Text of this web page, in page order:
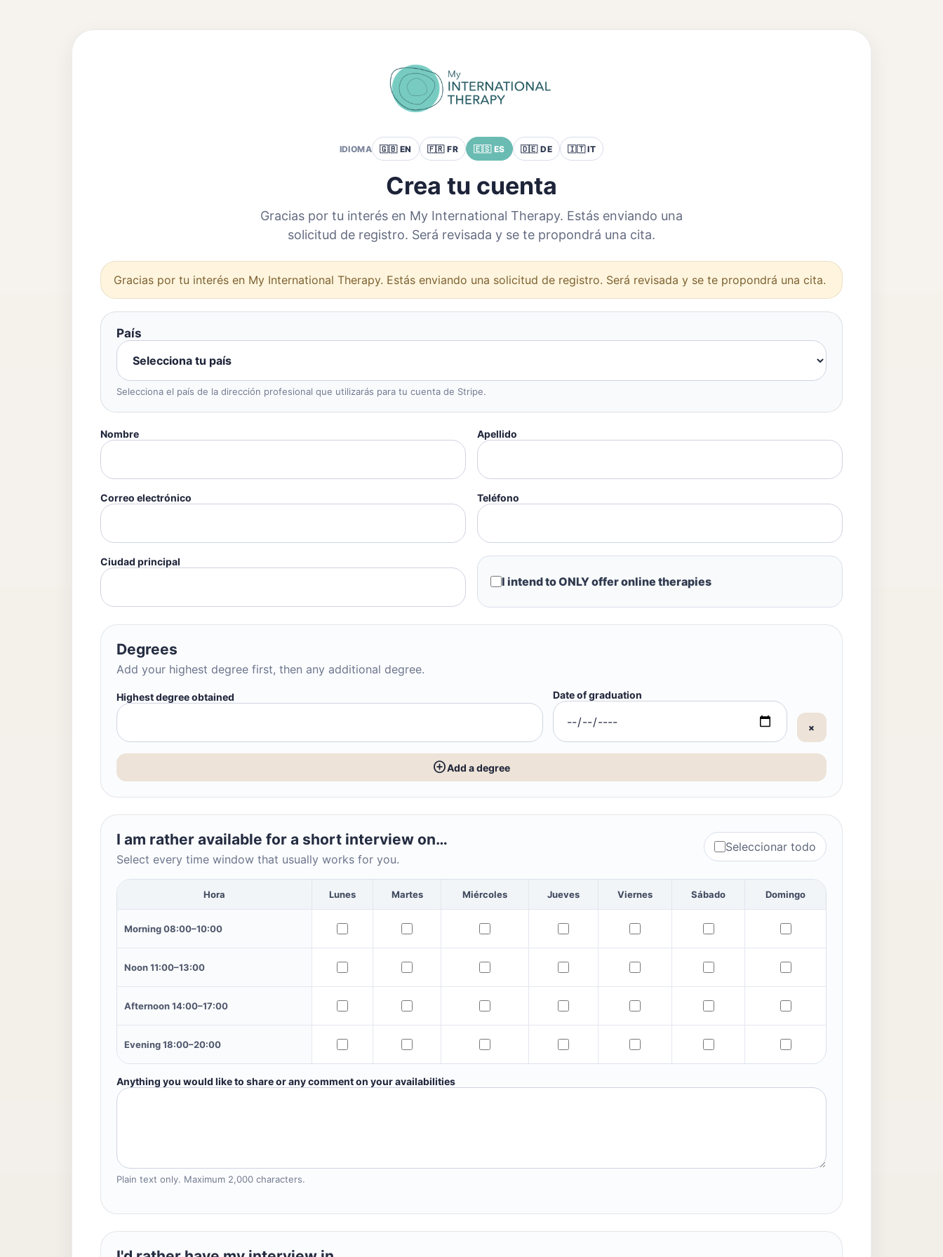
IDIOMA 🇬🇧 EN 🇫🇷 FR 🇪🇸 ES 🇩🇪 DE 🇮🇹 IT
Crea tu cuenta
Gracias por tu interés en My International Therapy. Estás enviando una
solicitud de registro. Será revisada y se te propondrá una cita.
Gracias por tu interés en My International Therapy. Estás enviando una solicitud de registro. Será revisada y se te propondrá una cita.
País
Selecciona el país de la dirección profesional que utilizarás para tu cuenta de Stripe.
Nombre Apellido
Correo electrónico Teléfono
Ciudad principal
I intend to ONLY offer online therapies
Degrees
Add your highest degree first, then any additional degree.
Highest degree obtained Date of graduation
×
add_circleAdd a degree
I am rather available for a short interview on…
Select every time window that usually works for you.
Seleccionar todo
Hora Lunes Martes Miércoles Jueves Viernes Sábado Domingo
Morning 08:00–10:00 Lunes — Morning 08:00–10:00
Martes — Morning 08:00–10:00
Miércoles — Morning 08:00–10:00
Jueves — Morning 08:00–10:00
Viernes — Morning 08:00–10:00
Sábado — Morning 08:00–10:00
Domingo — Morning
Noon 11:00–13:00 Lunes — Noon 11:00–13:00
Martes — Noon 11:00–13:00Miércoles — Noon 11:00–13:00
Jueves — Noon 11:00–13:00
Viernes — Noon 11:00–13:00
Sábado — Noon 11:00–13:00
Domingo — Noon
Afternoon 14:00–17:00 Lunes — Afternoon 14:00–17:00
Martes — Afternoon 14:00–17:00
Miércoles — Afternoon 14:00–17:00
Jueves — Afternoon 14:00–17:00
Viernes — Afternoon 14:00–17:00
Sábado — Afternoon 14:00–17:00
Domingo — Afternoon
Evening 18:00–20:00 Lunes — Evening 18:00–20:00
Martes — Evening 18:00–20:00
Miércoles — Evening 18:00–20:00
Jueves — Evening 18:00–20:00
Viernes — Evening 18:00–20:00
Sábado — Evening 18:00–20:00
Domingo — Evening
Anything you would like to share or any comment on your availabilities
Plain text only. Maximum 2,000 characters.